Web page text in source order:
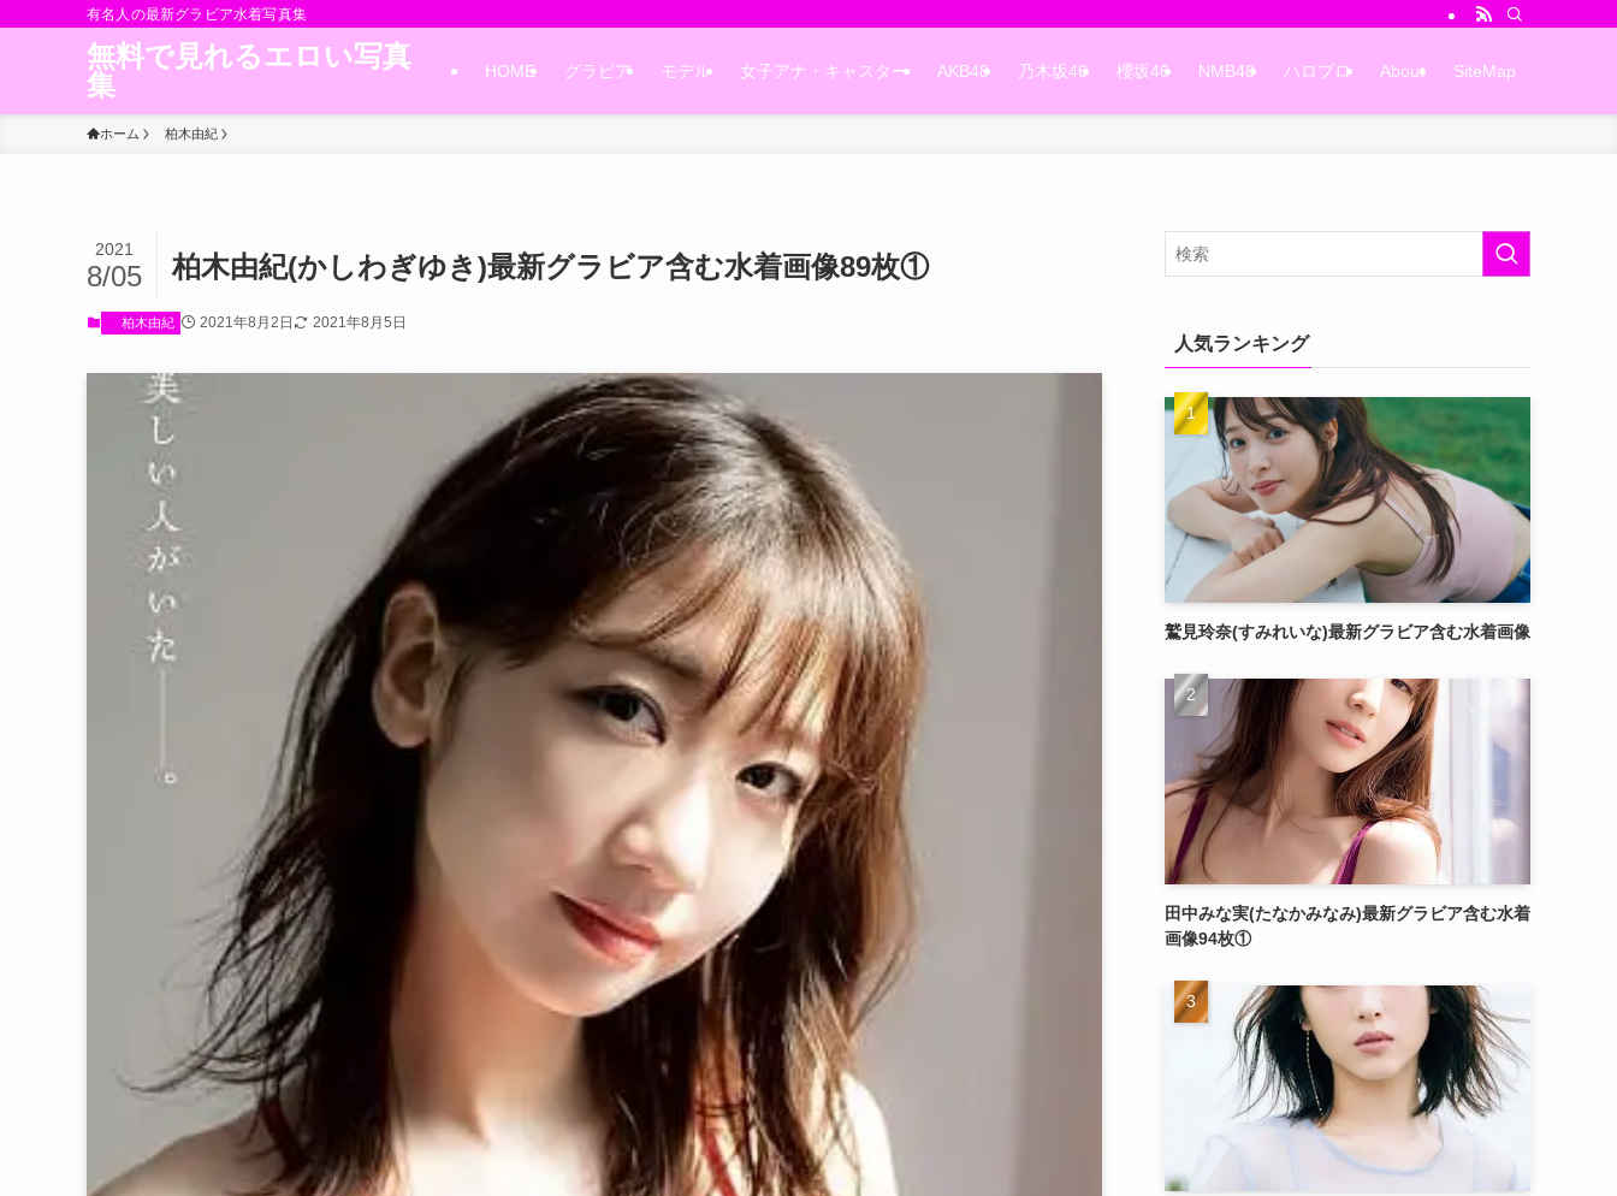
有名人の最新グラビア水着写真集
無料で見れるエロい写真
集
HOME グラビア モデル 女子アナ・キャスター AKB48 乃木坂46 櫻坂46 NMB48 ハロプロ About SiteMap
ホーム 柏木由紀
柏木由紀(かしわぎゆき)最新グラビア含む水着画像89枚①
2021
8/05
柏木由紀 2021年8月2日 2021年8月5日
人気ランキング
鷲見玲奈(すみれいな)最新グラビア含む水着画像
田中みな実(たなかみなみ)最新グラビア含む水着
画像94枚①